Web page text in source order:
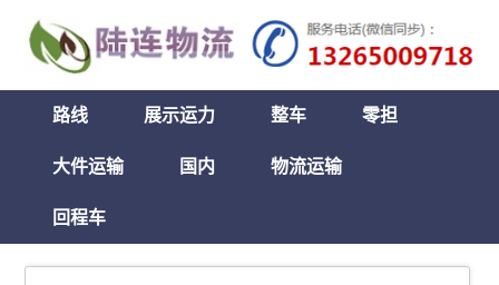
路线 展示运力 整车 零担
大件运输 国内 物流运输
回程车